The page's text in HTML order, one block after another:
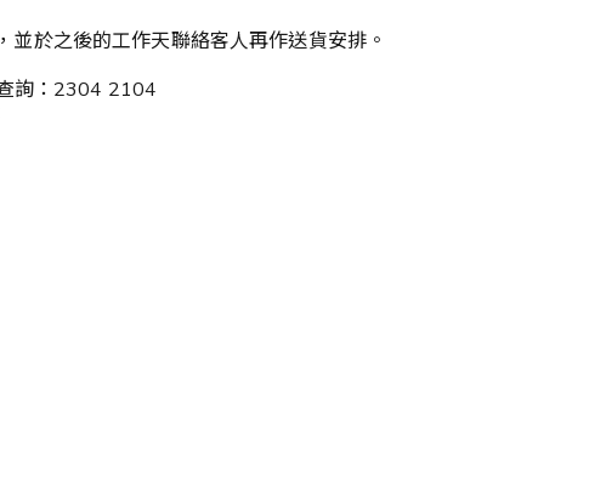
於之後的工作天聯絡客人再作送貨安排。
詢：2304 2104